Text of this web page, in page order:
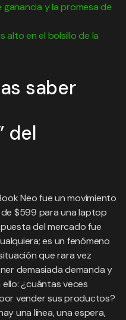
y la promesa de
alto en el bolsillo de la
saber
del
Neo fue un movimiento
$599 para una laptop
del mercado fue
es un fenómeno
que rara vez
demasiada demanda y
¿cuántas veces
vender sus productos?
una línea, una espera,